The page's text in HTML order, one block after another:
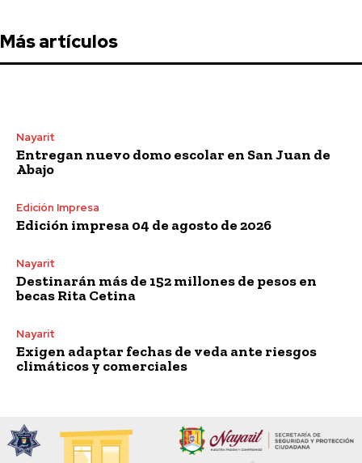
Más artículos
Nayarit
Entregan nuevo domo escolar en San Juan de
Abajo
Edición Impresa
Edición impresa 04 de agosto de 2026
Nayarit
Destinarán más de 152 millones de pesos en
becas Rita Cetina
Nayarit
Exigen adaptar fechas de veda ante riesgos
climáticos y comerciales